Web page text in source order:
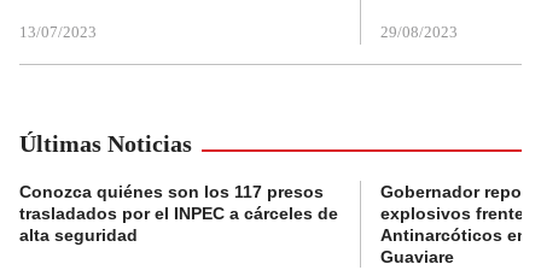
13/07/2023 29/08/2023
Últimas Noticias
Conozca quiénes son los 117 presos
trasladados por el INPEC a cárceles de
alta seguridad
Gobernador
explosivos frente a
Antinarcóticos en
Guaviare